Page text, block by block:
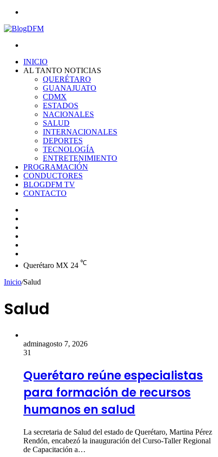
INICIO
AL TANTO NOTICIAS
QUERÉTARO
GUANAJUATO
CDMX
ESTADOS
NACIONALES
SALUD
INTERNACIONALES
DEPORTES
TECNOLOGÍA
ENTRETENIMIENTO
PROGRAMACIÓN
CONDUCTORES
BLOGDFM TV
CONTACTO
Querétaro MX 24 ℃
Inicio/Salud
Salud
adminagosto 7, 2026
31
Querétaro reúne especialistas
para formación de recursos
humanos en salud
La secretaria de Salud del estado de Querétaro, Martina Pérez
Rendón, encabezó la inauguración del Curso-Taller Regional
de Capacitación a…